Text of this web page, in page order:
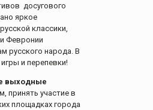
досугового
яркое
классики,
Февронии
русского народа. В
и перепевки!
выходные
принять участие в
площадках города